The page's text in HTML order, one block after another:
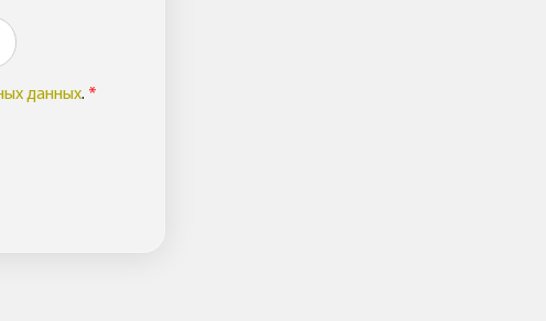
данных. *